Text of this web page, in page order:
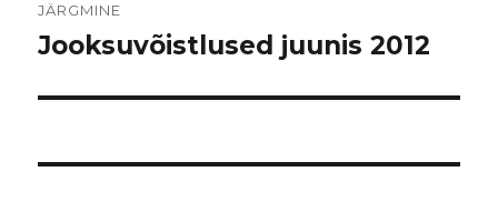
JÄRGMINE
Järgmine
Jooksuvõistlused juunis 2012